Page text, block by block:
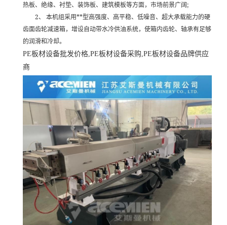
热板、绝缘、衬垫、装饰板、建筑模板等方面，市场前景广阔 ;
2、 本机组采用**型高强度、高平稳、低噪音、超大承载能力的硬
齿面齿轮减速箱，增设自动带水冷供油系统，使箱内齿轮、轴承有足够
的润滑和冷却。
PE板材设备批发价格,PE板材设备采购,PE板材设备品牌供应
商